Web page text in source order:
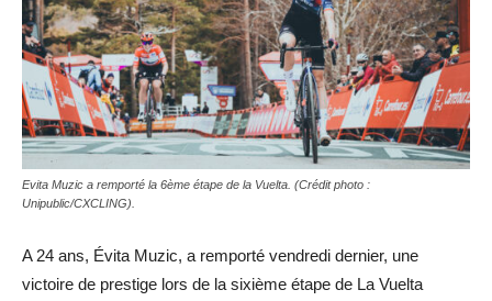
Evita Muzic a remporté la 6ème étape de la Vuelta. (Crédit photo :
Unipublic/CXCLING).
A 24 ans, Évita Muzic, a remporté vendredi dernier, une
victoire de prestige lors de la sixième étape de La Vuelta